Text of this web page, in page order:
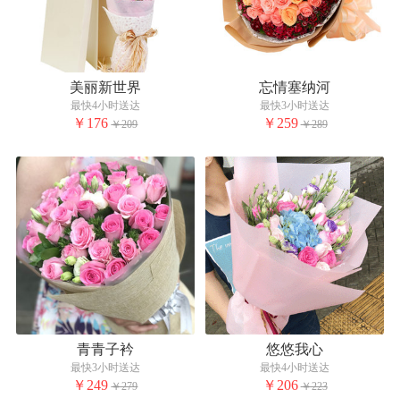
美丽新世界
最快4小时送达
￥176 ￥209
忘情塞纳河
最快3小时送达
￥259 ￥289
青青子衿
最快3小时送达
￥249 ￥279
悠悠我心
最快4小时送达
￥206 ￥223